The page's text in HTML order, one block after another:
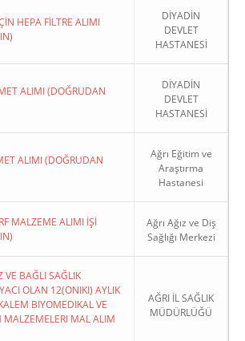
HEPA FİLTRE ALIMI
DİYADİN
DEVLET
HASTANESİ
ALIMI (DOĞRUDAN
DİYADİN
DEVLET
HASTANESİ
ALIMI (DOĞRUDAN
Ağrı Eğitim ve
Araştırma
Hastanesi
MALZEME ALIMI İŞİ
Ağrı Ağız ve Diş
Sağlığı Merkezi
BAĞLI SAĞLIK
OLAN 12(ONIKI) AYLIK
BIYOMEDIKAL VE
MAL ALIM
AĞRI İL SAĞLIK
MÜDÜRLÜĞÜ